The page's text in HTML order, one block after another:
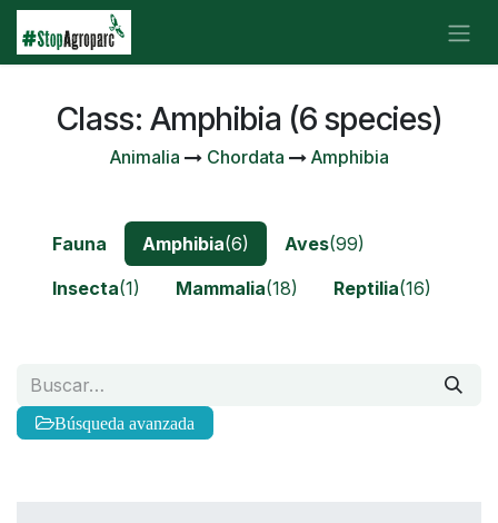
Ir al contenido
Class: Amphibia (6 species)
Animalia Chordata Amphibia
Fauna Amphibia(6) Aves(99)
Insecta(1) Mammalia(18) Reptilia(16)
Búsqueda avanzada